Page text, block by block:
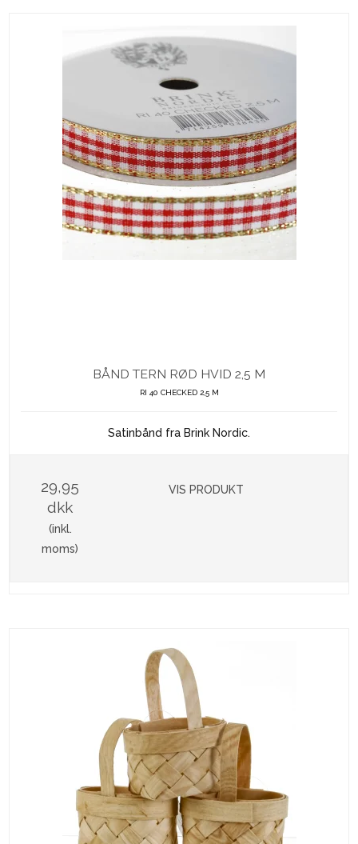
BÅND TERN RØD HVID 2,5 M
RI 40 CHECKED 2,5 M
Satinbånd fra Brink Nordic.
29,95
dkk
(inkl.
moms)
VIS PRODUKT